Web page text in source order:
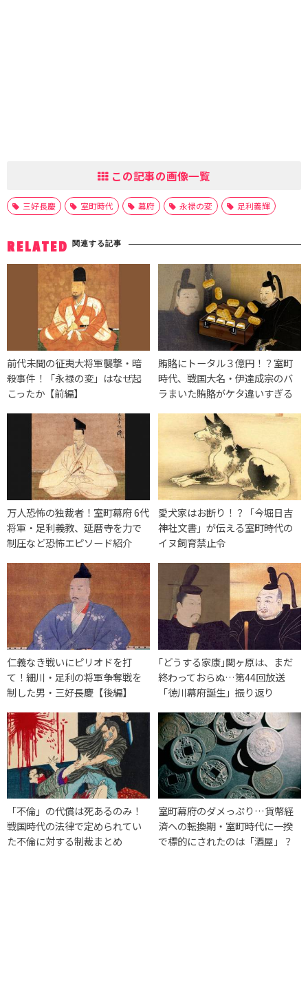
この記事の画像一覧
三好長慶 室町時代 幕府 永禄の変 足利義輝
RELATED 関連する記事
前代未聞の征夷大将軍襲撃・暗
殺事件！「永禄の変」はなぜ起
こったか【前編】
賄賂にトータル３億円！？室町
時代、戦国大名・伊達成宗のバ
ラまいた賄賂がケタ違いすぎる
万人恐怖の独裁者！室町幕府 6代
将軍・足利義教、延暦寺を力で
制圧など恐怖エピソード紹介
愛犬家はお断り！？「今堀日吉
神社文書」が伝える室町時代の
イヌ飼育禁止令
仁義なき戦いにピリオドを打
て！細川・足利の将軍争奪戦を
制した男・三好長慶【後編】
｢どうする家康｣関ヶ原は、まだ
終わっておらぬ…第44回放送
「徳川幕府誕生」振り返り
「不倫」の代償は死あるのみ！
戦国時代の法律で定められてい
た不倫に対する制裁まとめ
室町幕府のダメっぷり…貨幣経
済への転換期・室町時代に一揆
で標的にされたのは「酒屋」？